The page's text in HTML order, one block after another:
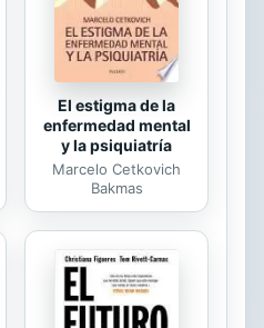
El estigma de la
enfermedad mental
y la psiquiatría
Marcelo Cetkovich
Bakmas